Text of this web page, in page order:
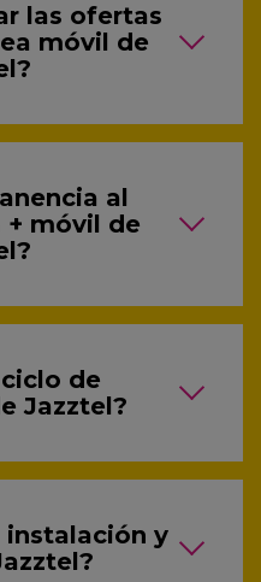
las ofertas
móvil de
al
móvil de
de
Jazztel?
instalación y